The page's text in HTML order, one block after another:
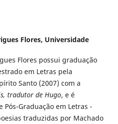
Flores, Universidade
Flores possui graduação
em Letras pela
Santo (2007) com a
tradutor de Hugo, e é
Graduação em Letras -
traduzidas por Machado